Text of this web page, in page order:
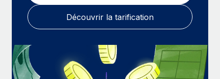
En savoir plus
Découvrir la tarification